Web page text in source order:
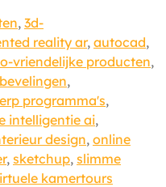
, 3d-
reality ar, autocad,
vriendelijke producten,
,
programma's,
intelligentie ai,
design, online
, sketchup, slimme
kamertours